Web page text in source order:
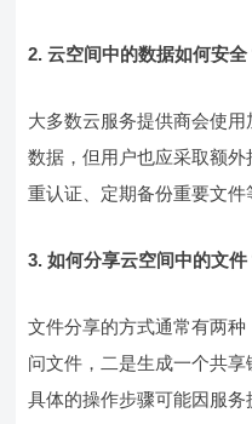
2. 云空间中的数据如何安全
大多数云服务提供商会使
数据，但用户也应采取额
重认证、定期备份重要文件
3. 如何分享云空间中的文件
文件分享的方式通常有两
问文件，二是生成一个共享
具体的操作步骤可能因服